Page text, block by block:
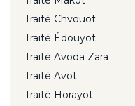
Traité Chvouot
Traité Édouyot
Traité Avoda Zara
Traité Avot
Traité Horayot